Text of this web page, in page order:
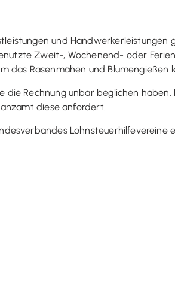
und
Zweit-, Wochenend- oder
das Rasenmähen und
die Rechnung unbar beglichen
diese anfordert.
Lohnsteuerhilfevereine